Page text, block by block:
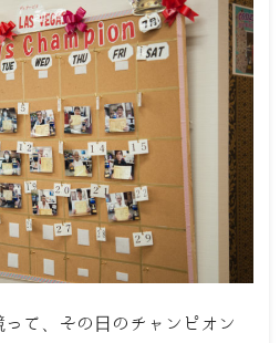
て、その日のチャンピオン